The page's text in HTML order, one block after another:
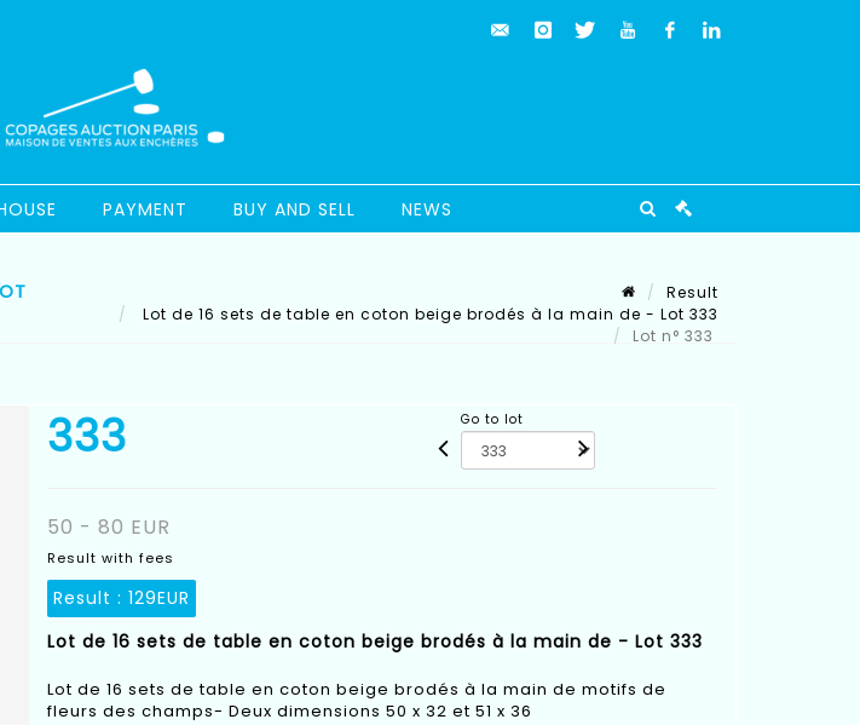
PAYMENT BUY AND SELL NEWS
Result
Lot de 16 sets de table en coton beige brodés à la main de - Lot 333
Lot n° 333
333 Go to lot
50 - 80 EUR
Result with fees
Result : 129EUR
Lot de 16 sets de table en coton beige brodés à la main de - Lot 333
Lot de 16 sets de table en coton beige brodés à la main de motifs de
fleurs des champs- Deux dimensions 50 x 32 et 51 x 36